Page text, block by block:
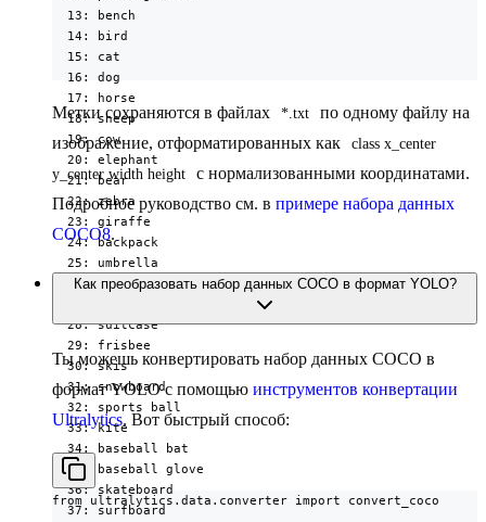
  13: bench
  14: bird
  15: cat
  16: dog
  17: horse
  18: sheep
  19: cow
  20: elephant
  21: bear
  22: zebra
  23: giraffe
  24: backpack
  25: umbrella
  26: handbag
  28: suitcase
  29: frisbee
  30: skis
  31: snowboard
  32: sports ball
  33: kite
  34: baseball bat
  35: baseball glove
  36: skateboard
  37: surfboard
Метки сохраняются в файлах *.txt
по одному файлу на
изображение, отформатированных как
class x_center
y_center width height
с нормализованными координатами.
Подробное руководство см. в примере набора данных
COCO8.
Как преобразовать набор данных COCO в формат YOLO?
Ты можешь конвертировать набор данных COCO в
формат YOLO с помощью инструментов конвертации
Ultralytics. Вот быстрый способ:
from ultralytics.data.converter import convert_coco